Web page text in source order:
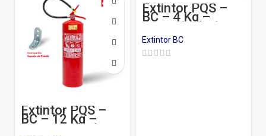
Extintor PQS –
BC – 12 Kg –
Garantia de 1 ano
Extintor PQS –
BC – 4 Kg –
Garantia de 1 ano
Extintor BC